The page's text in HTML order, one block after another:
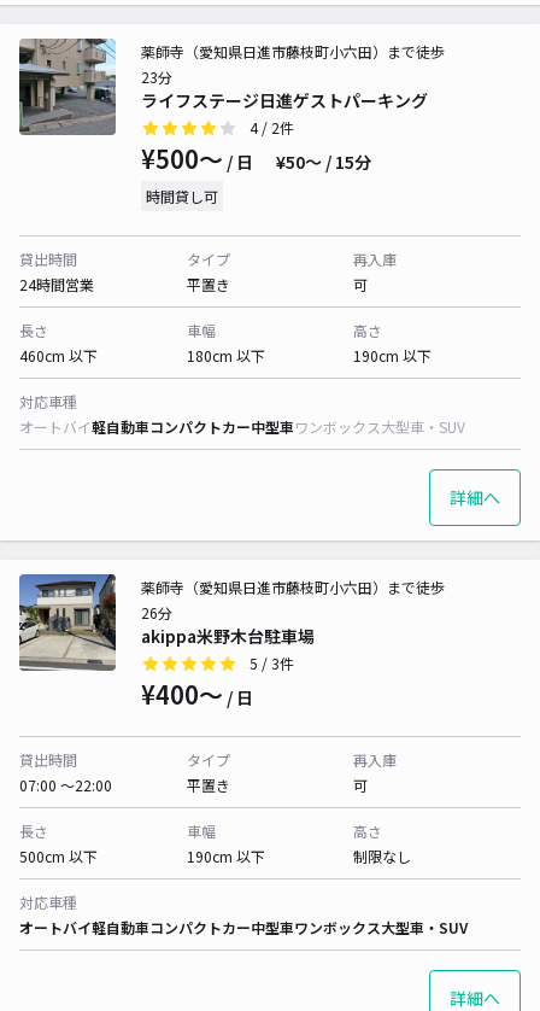
ライフステージ日進ゲストパーキング
薬師寺（愛知県日進市藤枝町小六田）まで徒歩
23分
4/ 2件
¥500〜 / 日 ¥50〜 / 15分
時間貸し可
貸出時間
24時間営業
タイプ
平置き
再入庫
可
長さ
460cm 以下
車幅
180cm 以下
高さ
190cm 以下
対応車種
オートバイ軽自動車コンパクトカー中型車ワンボックス大型車・SUV
詳細へ
akippa米野木台駐車場
薬師寺（愛知県日進市藤枝町小六田）まで徒歩
26分
5 / 3件
¥400〜 / 日
貸出時間
07:00 〜22:00
タイプ
平置き
再入庫
可
長さ
500cm 以下
車幅
190cm 以下
高さ
制限なし
対応車種
オートバイ軽自動車コンパクトカー中型車ワンボックス大型車・SUV
詳細へ